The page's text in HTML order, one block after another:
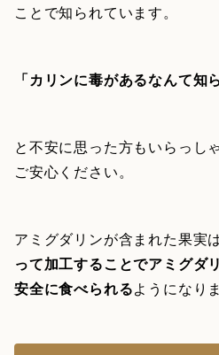
ことで知られています。
「カリンに毒があるなんて
と不安に思った方もいらっし
ご安心ください。
アミグダリンが含まれた果実
って加工することでアミグダ
安全に食べられるようになり